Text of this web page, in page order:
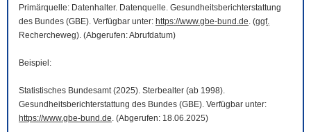
Primärquelle: Datenhalter. Datenquelle. Gesundheitsberichterstattung
des Bundes (GBE). Verfügbar unter: https://www.gbe-bund.de. (ggf.
Rechercheweg). (Abgerufen: Abrufdatum)
Beispiel:
Statistisches Bundesamt (2025). Sterbealter (ab 1998).
Gesundheitsberichterstattung des Bundes (GBE). Verfügbar unter:
https://www.gbe-bund.de. (Abgerufen: 18.06.2025)